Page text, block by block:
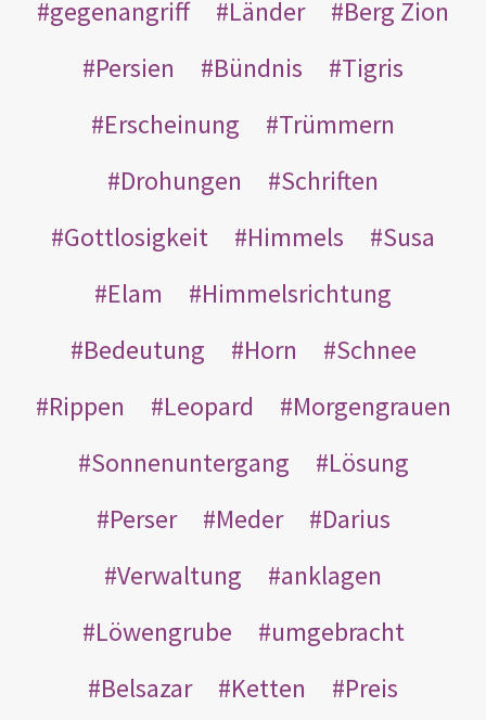
gegenangriff
Länder
Berg Zion
Persien
Bündnis
Tigris
Erscheinung
Trümmern
Drohungen
Schriften
Gottlosigkeit
Himmels
Susa
Elam
Himmelsrichtung
Bedeutung
Horn
Schnee
Rippen
Leopard
Morgengrauen
Sonnenuntergang
Lösung
Perser
Meder
Darius
Verwaltung
anklagen
Löwengrube
umgebracht
Belsazar
Ketten
Preis